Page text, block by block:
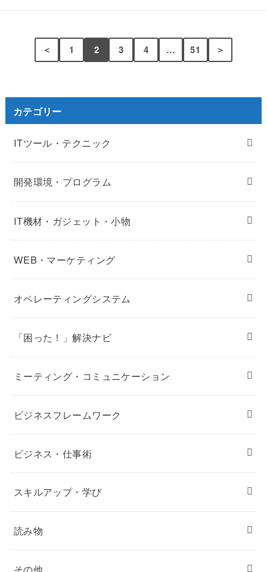
＜ 1 2 3 4 … 51 ＞
カテゴリー
ITツール・テクニック
開発環境・プログラム
IT機材・ガジェット・小物
WEB・マーケティング
オペレーティングシステム
「困った！」解決ナビ
ミーティング・コミュニケーション
ビジネスフレームワーク
ビジネス・仕事術
スキルアップ・学び
読み物
その他